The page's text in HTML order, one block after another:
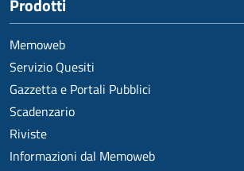
Prodotti
Memoweb
Servizio Quesiti
Gazzetta e Portali Pubblici
Scadenzario
Riviste
Informazioni dal Memoweb